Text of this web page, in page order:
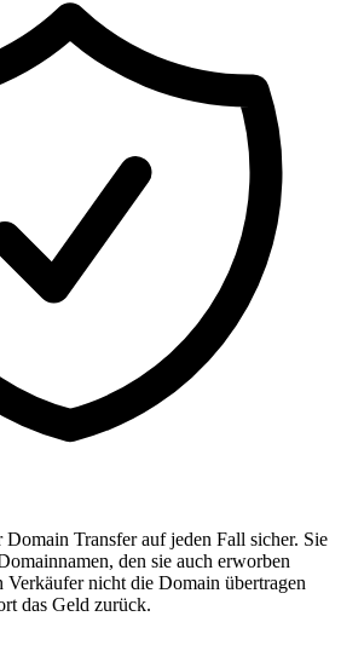
Transfer auf jeden Fall sicher. Sie
den sie auch erworben
Verkäufer nicht die Domain übertragen
das Geld zurück.